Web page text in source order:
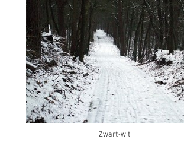
Zwart-wit